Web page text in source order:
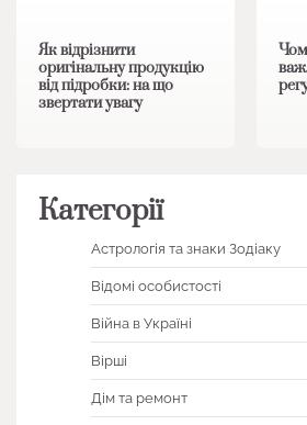
Як відрізнити
оригінальну продукцію
від підробки: на що
звертати увагу
Категорії
Астрологія та знаки Зодіаку
Відомі особистості
Війна в Україні
Вірші
Дім та ремонт